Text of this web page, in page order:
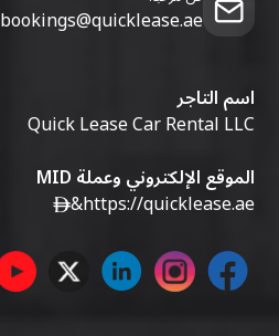
bookings@quicklease.ae
اسم التاجر
Quick Lease Car Rental LLC
الموقع الإلكتروني وعملة MID
https://quicklease.ae
&